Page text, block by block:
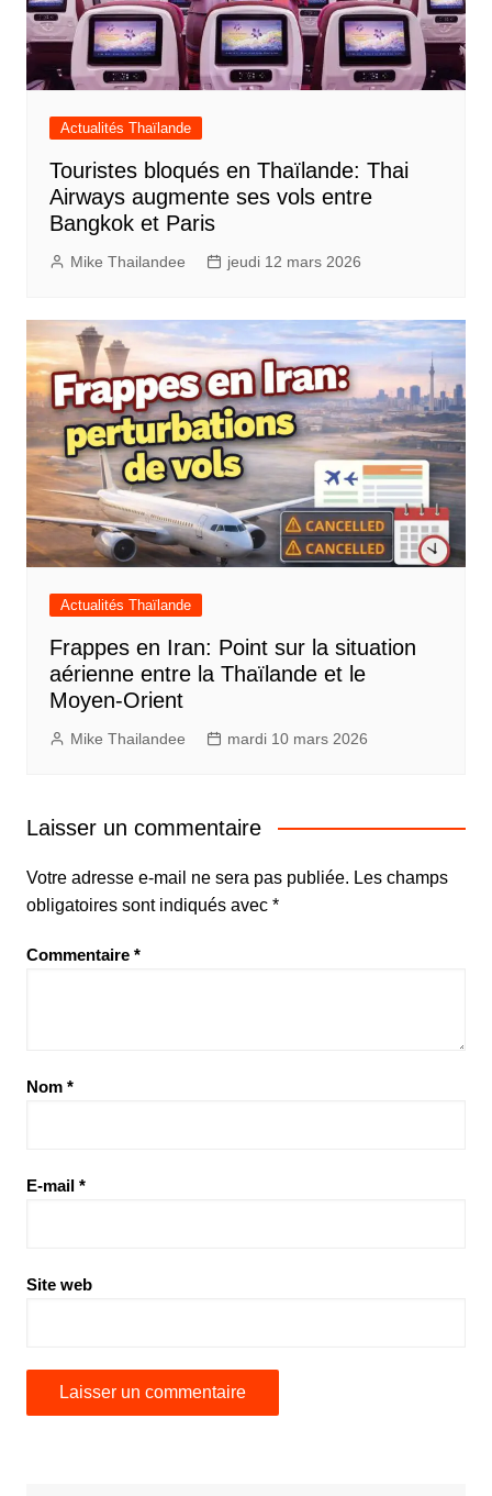
Actualités Thaïlande
Touristes bloqués en Thaïlande: Thai
Airways augmente ses vols entre
Bangkok et Paris
Mike Thailandee jeudi 12 mars 2026
Actualités Thaïlande
Frappes en Iran: Point sur la situation
aérienne entre la Thaïlande et le
Moyen-Orient
Mike Thailandee mardi 10 mars 2026
Laisser un commentaire
Votre adresse e-mail ne sera pas publiée. Les champs
obligatoires sont indiqués avec *
Commentaire *
Nom *
E-mail *
Site web